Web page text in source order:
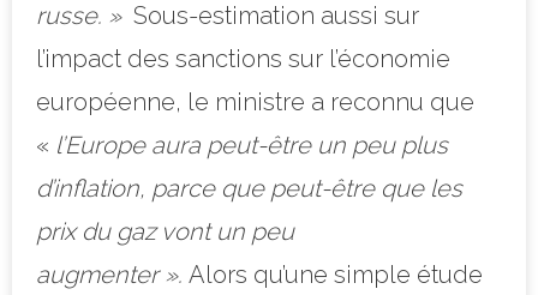
russe. » Sous-estimation aussi sur
l’impact des sanctions sur l’économie
européenne, le ministre a reconnu que
« l’Europe aura peut-être un peu plus
d’inflation, parce que peut-être que les
prix du gaz vont un peu
augmenter ». Alors qu’une simple étude